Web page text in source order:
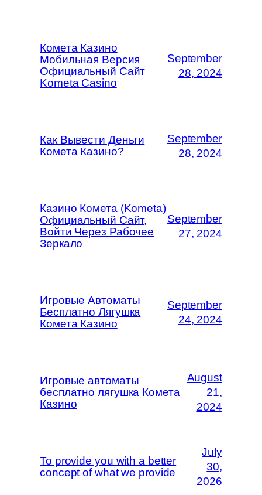
Комета Казино
Мобильная Версия
Официальный Сайт
Kometa Casino
September
28, 2024
Как Вывести Деньги
Комета Казино?
September
28, 2024
Казино Комета (Kometa)
Официальный Сайт,
Войти Через Рабочее
Зеркало
September
27, 2024
Игровые Автоматы
Бесплатно Лягушка
Комета Казино
September
24, 2024
Игровые автоматы
бесплатно лягушка Комета
Казино
August
21,
2024
To provide you with a better
concept of what we provide
July
30,
2026